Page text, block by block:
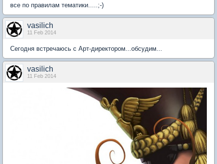
все по правилам тематики.....;-)
vasilich
11 Feb 2014
Сегодня встречаюсь с Арт-директором...обсудим...
vasilich
11 Feb 2014